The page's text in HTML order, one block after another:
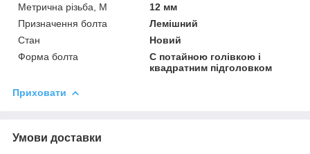
Метрична різьба, М
12 мм
Призначення болта
Лемішний
Стан
Новий
Форма болта
C потайною голівкою і
квадратним підголовком
Приховати
Умови доставки